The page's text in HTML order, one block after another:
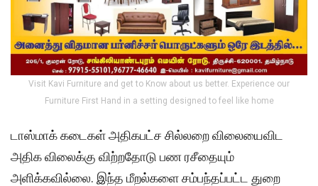
Visit Kavi Furniture and get to Know about us better. Experience our
Furniture First Hand in a setting designed to feel like home
டாஸ்மாக் கடைகள் அதிகபட்ச சில்லறை விலையைவிட
அதிக விலைக்கு விற்றதோடு பண ரசீதையும்
அளிக்கவில்லை. இந்த மீறல்களை சம்பந்தப்பட்ட துறை